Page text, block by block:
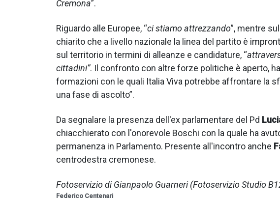
Cremona”.
Riguardo alle Europee, “ci stiamo attrezzando”, mentre
chiarito che a livello nazionale la linea del partito è
sul territorio in termini di alleanze e candidature, “
cittadini”. Il confronto con altre forze politiche è aperto,
formazioni con le quali Italia Viva potrebbe affrontare la
una fase di ascolto”.
Da segnalare la presenza dell'ex parlamentare del Pd
chiacchierato con l'onorevole Boschi con la quale ha
permanenza in Parlamento. Presente all'incontro anche
centrodestra cremonese.
Fotoservizio di Gianpaolo Guarneri (Fotoservizio Studio
Federico Centenari